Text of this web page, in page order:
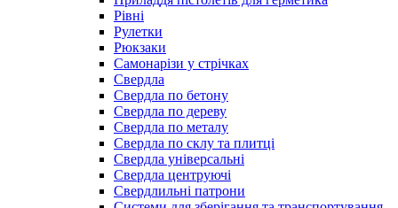
Рівні
Рулетки
Рюкзаки
Самонарізи у стрічках
Свердла
Свердла по бетону
Свердла по дереву
Свердла по металу
Свердла по склу та плитці
Свердла універсальні
Свердла центруючі
Свердлильні патрони